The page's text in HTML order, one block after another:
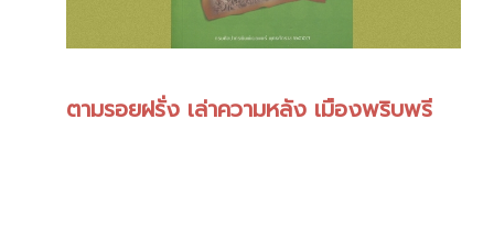
ตามรอยฝรั่ง เล่าความหลัง เมืองพริบพรี